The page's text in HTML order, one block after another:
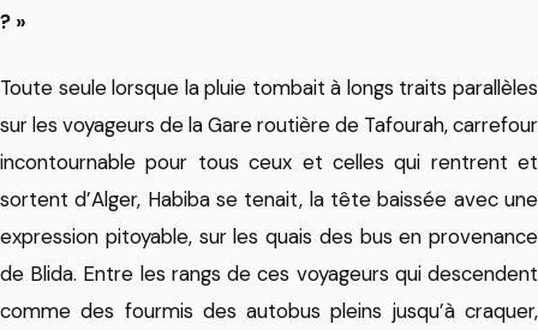
? »
Toute seule lorsque la pluie tombait à longs traits parallèles
sur les voyageurs de la Gare routière de Tafourah, carrefour
incontournable pour tous ceux et celles qui rentrent et
sortent d’Alger, Habiba se tenait, la tête baissée avec une
expression pitoyable, sur les quais des bus en provenance
de Blida. Entre les rangs de ces voyageurs qui descendent
comme des fourmis des autobus pleins jusqu’à craquer,